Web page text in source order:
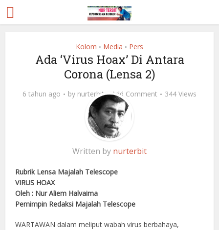
Kolom • Media • Pers
Ada ‘Virus Hoax’ Di Antara
Corona (Lensa 2)
6 tahun ago by nurterbit Add Comment 344 Views
Written by nurterbit
Rubrik Lensa Majalah Telescope
VIRUS HOAX
Oleh : Nur Aliem Halvaima
Pemimpin Redaksi Majalah Telescope
WARTAWAN dalam meliput wabah virus berbahaya,